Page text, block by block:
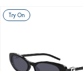
Try On